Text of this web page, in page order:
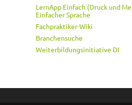
LernApp Einfach (Druck und
Einfacher Sprache
Fachpraktiker-Wiki
Branchensuche
Weiterbildungsinitiative DI